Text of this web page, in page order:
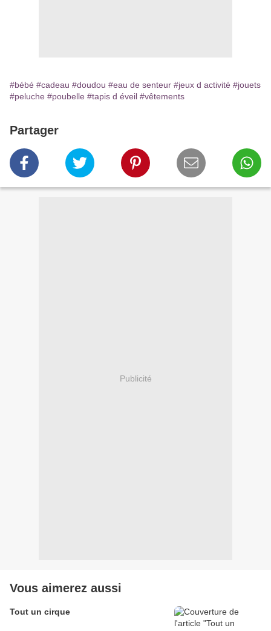
#bébé #cadeau #doudou #eau de senteur #jeux d activité #jouets
#peluche #poubelle #tapis d éveil #vêtements
Partager
Publicité
Vous aimerez aussi
Tout un cirque